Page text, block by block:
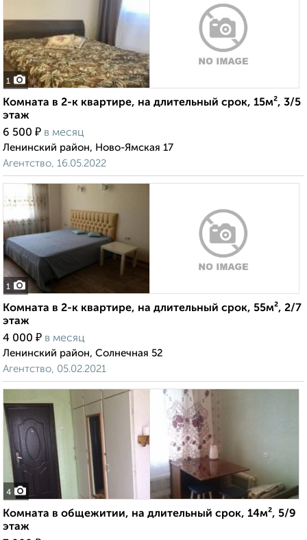
1
Комната в 2-к квартире, на длительный срок, 15м², 3/5
этаж
6 500 ₽ в месяц
Ленинский район, Ново-Ямская 17
Агентство, 16.05.2022
1
Комната в 2-к квартире, на длительный срок, 55м², 2/7
этаж
4 000 ₽ в месяц
Ленинский район, Солнечная 52
Агентство, 05.02.2021
4
Комната в общежитии, на длительный срок, 14м², 5/9
этаж